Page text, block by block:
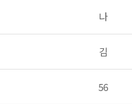
나
김
56